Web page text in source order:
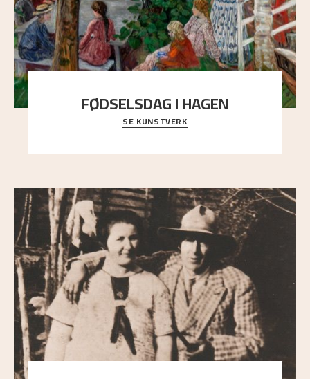
FØDSELSDAG I HAGEN
En gruppe mennesker er samlet under de store
trekronene i prestegårdshagen...
SE KUNSTVERK